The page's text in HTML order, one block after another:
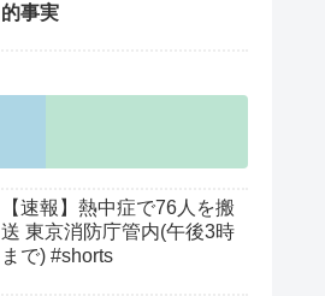
的事実
【速報】熱中症で76人を搬
送 東京消防庁管内(午後3時
まで) #shorts